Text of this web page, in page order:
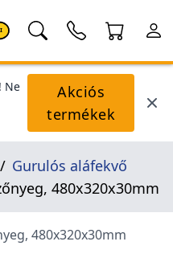
Ne
Akciós
termékek
Gurulós aláfekvő
480x320x30mm